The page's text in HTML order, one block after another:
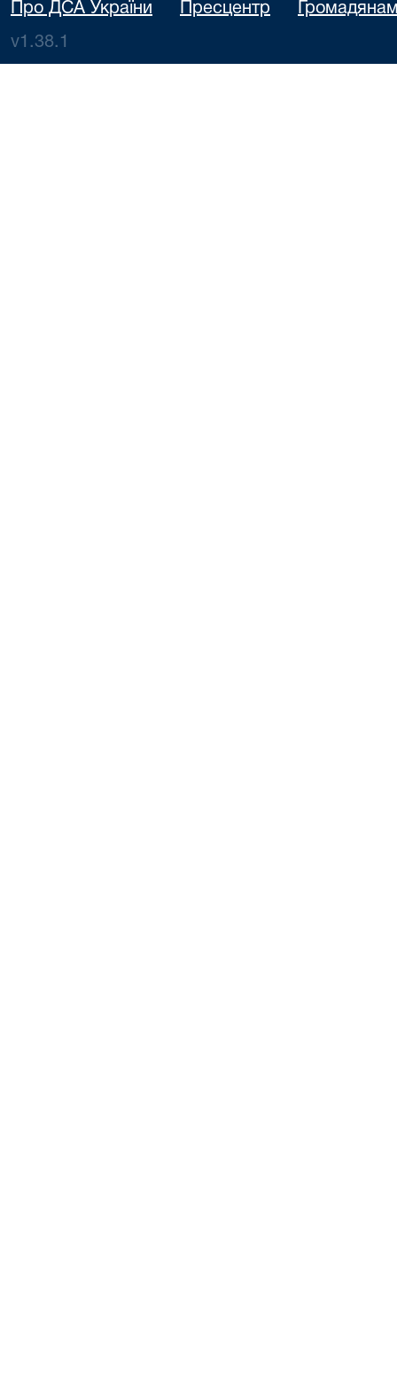
Про ДСА України Пресцентр
v1.38.1